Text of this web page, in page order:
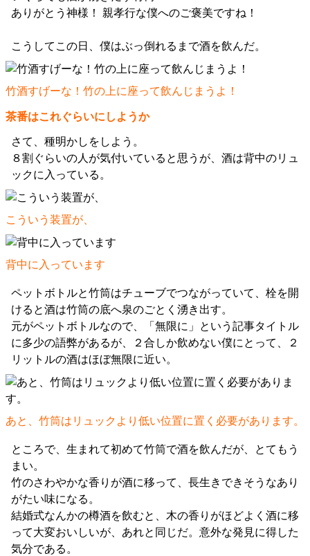
ありがとう神様！ 親孝行な僕へのご褒美ですね！
こうしてこの日、僕はぶっ倒れるまで酒を飲んだ。
竹酒すげーな！竹の上に座って飲んじまうよ！
茶番はこれぐらいにしようか
さて、種明かしをしよう。
８割ぐらいの人が気付いていると思うが、酒は背中のリュ
ックに入っている。
こういう装置が、
背中に入っています
ペットボトルと竹筒はチューブでつながっていて、栓を開
けると酒は竹筒の底へ泉のごとく湧き出す。
元がペットボトルなので、「無限に」という記事タイトル
に多少の語弊があるが、２合しか飲めない僕にとって、２
リットルの酒はほぼ無限に近い。
あと、竹筒はリュックより低い位置に置く必要があります。
ところで、生まれて初めて竹筒で酒を飲んだが、とてもう
まい。
竹のさわやかな香りが酒に移って、長生きできそうなあり
がたい味になる。
結婚式なんかの樽酒を飲むと、木の香りがほどよく酒に移
って大変おいしいが、あれと同じだ。意外な発見に得した
気分である。